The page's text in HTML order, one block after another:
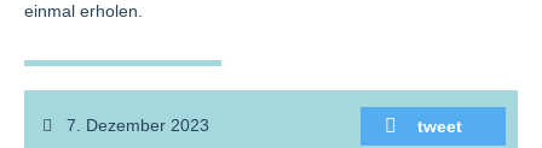
einmal erholen.
tweet
7. Dezember 2023